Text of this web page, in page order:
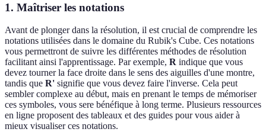
1. Maîtriser les notations
Avant de plonger dans la résolution, il est crucial de comprendre les
notations utilisées dans le domaine du Rubik's Cube. Ces notations
vous permettront de suivre les différentes méthodes de résolution
facilitant ainsi l'apprentissage. Par exemple, R indique que vous
devez tourner la face droite dans le sens des aiguilles d'une montre,
tandis que R' signifie que vous devez faire l'inverse. Cela peut
sembler complexe au début, mais en prenant le temps de mémoriser
ces symboles, vous sere bénéfique à long terme. Plusieurs ressources
en ligne proposent des tableaux et des guides pour vous aider à
mieux visualiser ces notations.